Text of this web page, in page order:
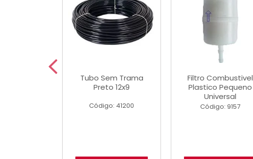
Tubo Sem Trama
Preto 12x9
Código: 41200
Filtro Combustivel
Plastico Pequeno
Universal
Código: 9157